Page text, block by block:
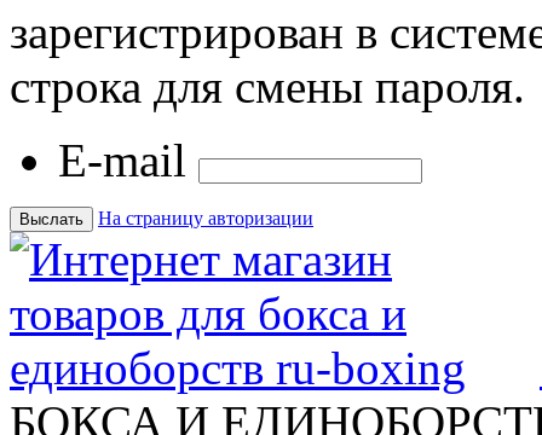
зарегистрирован в
строка для смены пароля.
E-mail
На страницу авторизации
БОКСА И